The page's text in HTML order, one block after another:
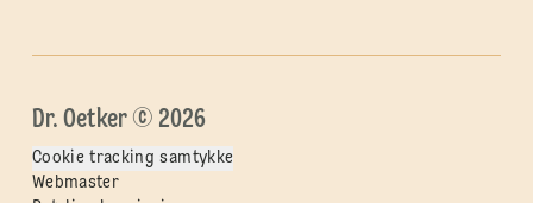
Dr. Oetker © 2026
Cookie tracking samtykke
Webmaster